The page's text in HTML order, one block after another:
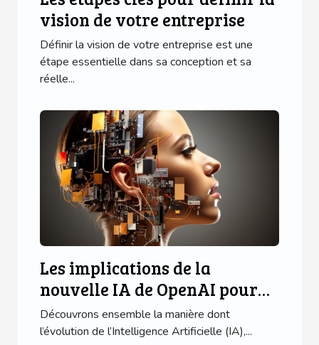
vision de votre entreprise
Définir la vision de votre entreprise est une
étape essentielle dans sa conception et sa
réelle...
Les implications de la
nouvelle IA de OpenAI pour
les utilisateurs d'applications
mobiles
Découvrons ensemble la manière dont
l’évolution de l’Intelligence Artificielle (IA),...